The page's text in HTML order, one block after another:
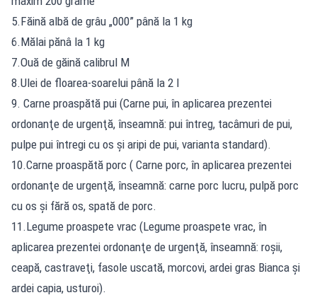
5.Făină albă de grâu „000” până la 1 kg
6.Mălai pănâ la 1 kg
7.Ouă de găină calibrul M
8.Ulei de floarea-soarelui până la 2 l
9. Carne proaspătă pui (Carne pui, în aplicarea prezentei
ordonanţe de urgenţă, înseamnă: pui întreg, tacâmuri de pui,
pulpe pui întregi cu os şi aripi de pui, varianta standard).
10.Carne proaspătă porc ( Carne porc, în aplicarea prezentei
ordonanţe de urgenţă, înseamnă: carne porc lucru, pulpă porc
cu os şi fără os, spată de porc.
11.Legume proaspete vrac (Legume proaspete vrac, în
aplicarea prezentei ordonanţe de urgenţă, înseamnă: roşii,
ceapă, castraveţi, fasole uscată, morcovi, ardei gras Bianca şi
ardei capia, usturoi).